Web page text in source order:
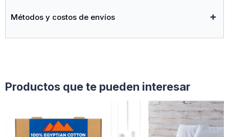
Métodos y costos de envíos
Productos que te pueden interesar